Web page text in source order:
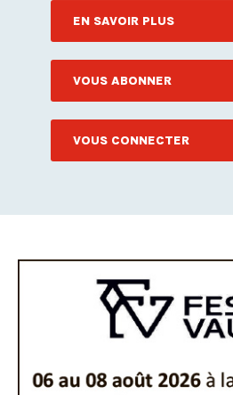
EN SAVOIR PLUS
VOUS ABONNER
VOUS CONNECTER